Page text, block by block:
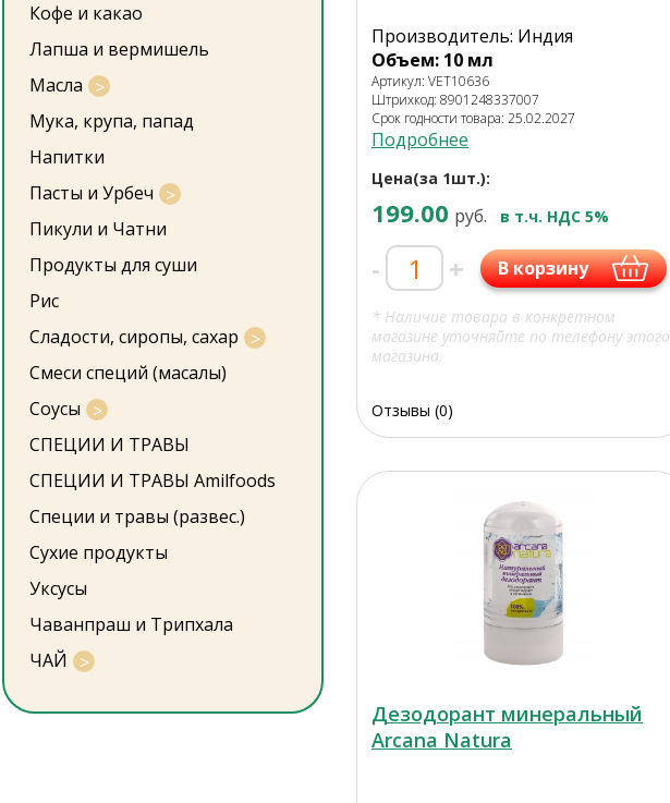
Кофе и какао
Лапша и вермишель
Масла
Мука, крупа, папад
Напитки
Пасты и Урбеч
Пикули и Чатни
Продукты для суши
Рис
Сладости, сиропы, сахар
Смеси специй (масалы)
Соусы
СПЕЦИИ И ТРАВЫ
СПЕЦИИ И ТРАВЫ Amilfoods
Специи и травы (развес.)
Сухие продукты
Уксусы
Чаванпраш и Трипхала
ЧАЙ
Производитель: Индия
Объем: 10 мл
Артикул: VET10636
Штрихкод: 8901248337007
Срок годности товара: 25.02.2027
Подробнее
Цена(за 1шт.):
199.00 руб. в т.ч. НДС 5%
- + В корзину
* Наличие товара в конкретном
магазине уточняйте по телефону этого
магазина.
Отзывы (0)
Дезодорант минеральный
Arcana Natura